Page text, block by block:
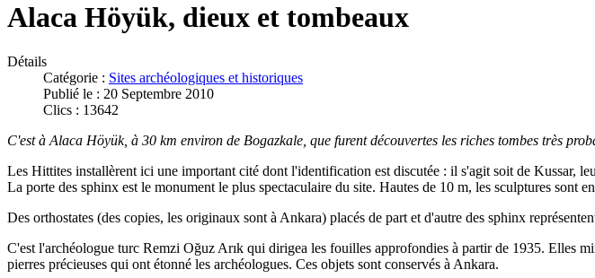
Alaca Höyük, dieux et tombeaux
Détails
Catégorie : Sites archéologiques et historiques
Publié le : 20 Septembre 2010
Clics : 13642
C'est à Alaca Höyük, à 30 km environ de Bogazkale, que furent découvertes les riches tombes très
Les Hittites installèrent ici une important cité dont l'identification est discutée : il s'agit soit de Kussar,
La porte des sphinx est le monument le plus spectaculaire du site. Hautes de 10 m, les sculptures sont
Des orthostates (des copies, les originaux sont à Ankara) placés de part et d'autre des sphinx
C'est l'archéologue turc Remzi Oğuz Arık qui dirigea les fouilles approfondies à partir de 1935. Elles
pierres précieuses qui ont étonné les archéologues. Ces objets sont conservés à Ankara.